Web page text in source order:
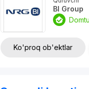
BI Group
Ko'proq ob'ektlar